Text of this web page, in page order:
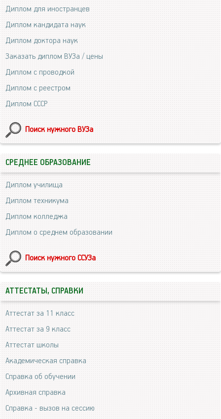
Диплом для иностранцев
Диплом кандидата наук
Диплом доктора наук
Заказать диплом ВУЗа / цены
Диплом с проводкой
Диплом с реестром
Диплом СССР
Поиск нужного ВУЗа
СРЕДНЕЕ ОБРАЗОВАНИЕ
Диплом училища
Диплом техникума
Диплом колледжа
Диплом о среднем образовании
Поиск нужного ССУЗа
АТТЕСТАТЫ, СПРАВКИ
Аттестат за 11 класс
Аттестат за 9 класс
Аттестат школы
Академическая справка
Справка об обучении
Архивная справка
Справка - вызов на сессию